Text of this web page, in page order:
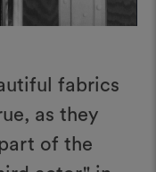
fabrics
as they
of the
actor" in